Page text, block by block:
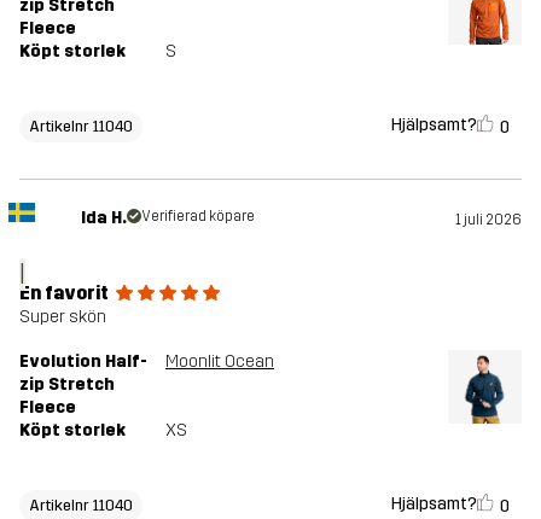
zip Stretch
Fleece
Köpt storlek S
Artikelnr 11040 Hjälpsamt? 0
I
Ida H. Verifierad köpare 1 juli 2026
En favorit
Super skön
Evolution Half-
zip Stretch
Fleece
Moonlit Ocean
Köpt storlek XS
Artikelnr 11040 Hjälpsamt? 0